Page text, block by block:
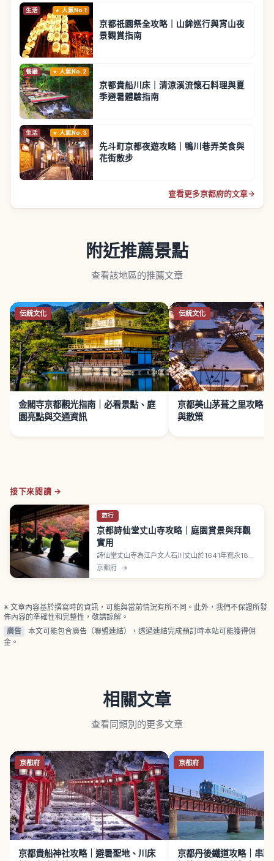
生活 人氣No.1
京都祇園祭全攻略｜山鉾巡行與宵山夜
景觀賞指南
餐廳 人氣No.2
京都貴船川床｜清涼溪流懷石料理與夏
季避暑體驗指南
生活 人氣No.3
先斗町京都夜遊攻略｜鴨川巷弄美食與
花街散步
查看更多京都府的文章→
附近推薦景點
查看該地區的推薦文章
伝統文化
金閣寺京都觀光指南｜必看景點、庭
園亮點與交通資訊
伝統文化
京都美山茅葺之里攻略
與散策
接下來閱讀 →
旅行
京都詩仙堂丈山寺攻略｜庭園賞景與拜觀
實用
詩仙堂丈山寺為江戶文人石川丈山於1641年寬永18年
建造的山莊遺跡，正式名稱為凹凸窠，現屬曹洞宗大
本山永平寺末寺。詩仙之間掛狩野探幽繪三十六詩仙
京都府 →
※ 文章內容基於撰寫時的資訊，可能與當前情況有所不同。此外，我們不保證所發
佈內容的準確性和完整性，敬請諒解。
廣告
本文可能包含廣告（聯盟連結），透過連結完成預訂時本站可能獲得佣
金。
相關文章
查看同類別的更多文章
京都府
京都貴船神社攻略｜避暑聖地、川床
京都府
京都丹後鐵道攻略｜串